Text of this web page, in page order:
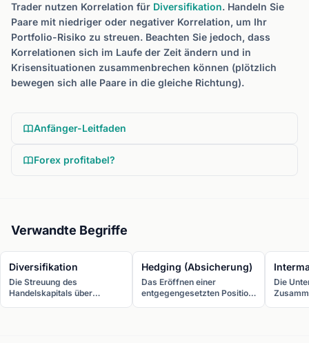
Trader nutzen Korrelation für Diversifikation. Handeln Sie
Paare mit niedriger oder negativer Korrelation, um Ihr
Portfolio-Risiko zu streuen. Beachten Sie jedoch, dass
Korrelationen sich im Laufe der Zeit ändern und in
Krisensituationen zusammenbrechen können (plötzlich
bewegen sich alle Paare in die gleiche Richtung).
Anfänger-Leitfaden
Forex profitabel?
Verwandte Begriffe
Diversifikation
Die Streuung des
Handelskapitals über
Hedging (Absicherung)
Das Eröffnen einer
entgegengesetzten Position,
Die